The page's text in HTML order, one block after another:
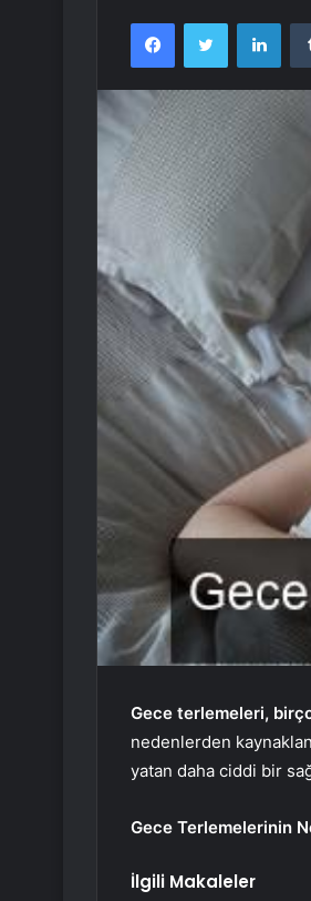
FacebookTwitter
Gece terlemeleri,
nedenlerden
yatan daha ciddi bir
Gece Terlemelerinin
İlgili Makaleler